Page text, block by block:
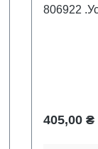
806922
Обычная
405,00 ₴